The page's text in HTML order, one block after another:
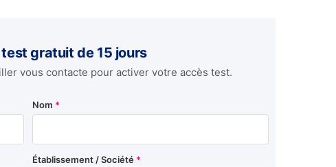
gratuit de 15 jours
vous contacte pour activer votre accès test.
Nom *
Établissement / Société *